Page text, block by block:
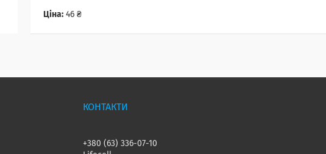
Ціна: 46 ₴
+380 (63) 336-07-10